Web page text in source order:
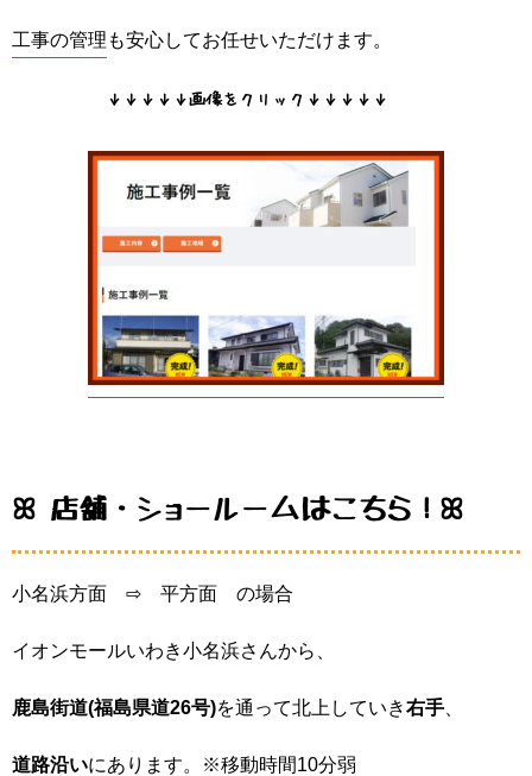
工事の管理 も安心してお任せいただけます。
↓↓↓↓↓画像をクリック↓↓↓↓↓
ꕤ 店舗・ショールームはこちら！ꕤ
小名浜方面 ⇨ 平方面 の場合
イオンモールいわき小名浜さんから、
鹿島街道(福島県道26号)を通って北上していき右手
道路沿いにあります。※移動時間10分弱